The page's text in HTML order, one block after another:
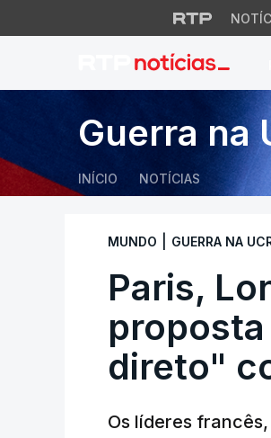
Paris,
Guerra na
INÍCIO NOTÍCIAS
MUNDO GUERRA NA
Paris,
direto"
Os líderes